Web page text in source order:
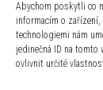
Abychom poskytli co
informacím o
technologiemi nám
jedinečná ID na
ovlivnit určité